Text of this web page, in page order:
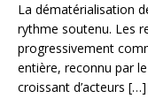
La dématérialisation
rythme soutenu. Les
progressivement
entière, reconnu par
croissant d’acteurs […]